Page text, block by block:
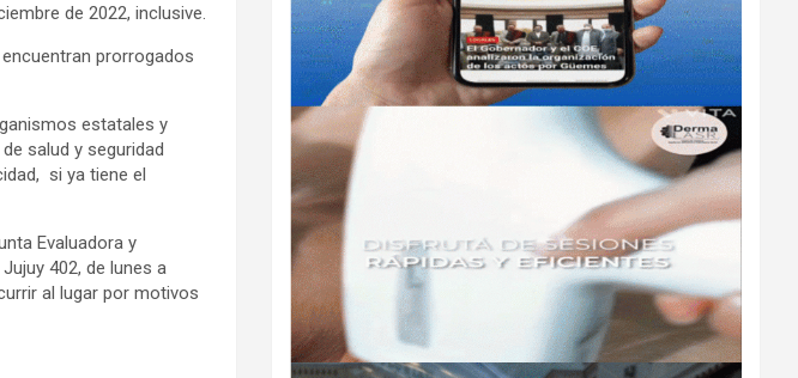
de 2022, inclusive.
prorrogados
estatales y
salud y seguridad
si ya tiene el
Evaluadora y
402, de lunes a
al lugar por motivos